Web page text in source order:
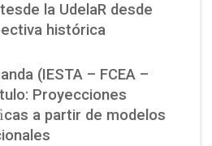
la UdelaR desde
histórica
(IESTA – FCEA –
Proyecciones
a partir de modelos